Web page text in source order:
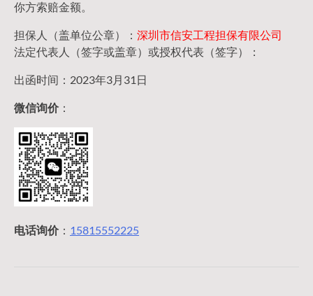
你方索赔金额。
担保人（盖单位公章）： 深圳市信安工程担保有限公司
法定代表人（签字或盖章）或授权代表（签字）：
出函时间：2023年3月31日
微信询价：
电话询价： 15815552225